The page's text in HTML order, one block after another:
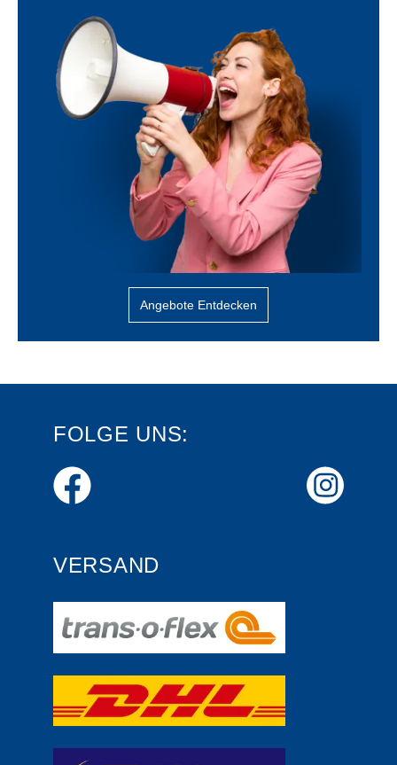
Angebote Entdecken
FOLGE UNS:
VERSAND